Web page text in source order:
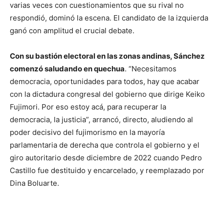
varias veces con cuestionamientos que su rival no
respondió, dominó la escena. El candidato de la izquierda
ganó con amplitud el crucial debate.
Con su bastión electoral en las zonas andinas, Sánchez
comenzó saludando en quechua. “Necesitamos
democracia, oportunidades para todos, hay que acabar
con la dictadura congresal del gobierno que dirige Keiko
Fujimori. Por eso estoy acá, para recuperar la
democracia, la justicia”, arrancó, directo, aludiendo al
poder decisivo del fujimorismo en la mayoría
parlamentaria de derecha que controla el gobierno y el
giro autoritario desde diciembre de 2022 cuando Pedro
Castillo fue destituido y encarcelado, y reemplazado por
Dina Boluarte.